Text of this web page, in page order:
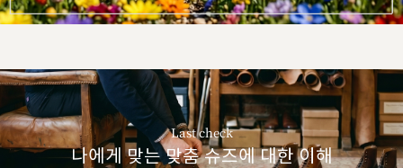
Last check
나에게 맞는 맞춤 슈즈에 대한 이해